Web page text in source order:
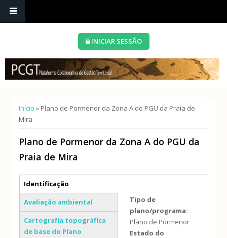
INICIAR SESSÃO
Está aqui
Início » Plano de Pormenor da Zona A do PGU da Praia de
Mira
Plano de Pormenor da Zona A do PGU da
Praia de Mira
Separadores verticais
Identificação
(separador ativo)
Avaliação ambiental
Cartografia topográfica
de base do Plano
Tipo de
plano/programa:
Plano de Pormenor
Estado do